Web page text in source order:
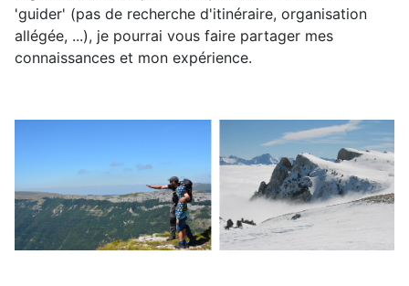
'guider' (pas de recherche d'itinéraire, organisation
allégée, ...), je pourrai vous faire partager mes
connaissances et mon expérience.